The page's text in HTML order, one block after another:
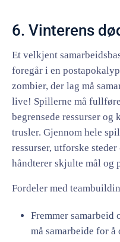
6. Vinterens
Et velkjent
foregår i en
zombier, der lag må
live! Spillerne må
begrensede ressurser
trusler. Gjennom hele
ressurser, utforske
håndterer skjulte mål og
Fordeler med
Fremmer samarbeid
må samarbeide for å